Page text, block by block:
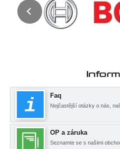
Faq
Nejčastější otázky o nás,
OP a záruka
Seznamte se s našimi